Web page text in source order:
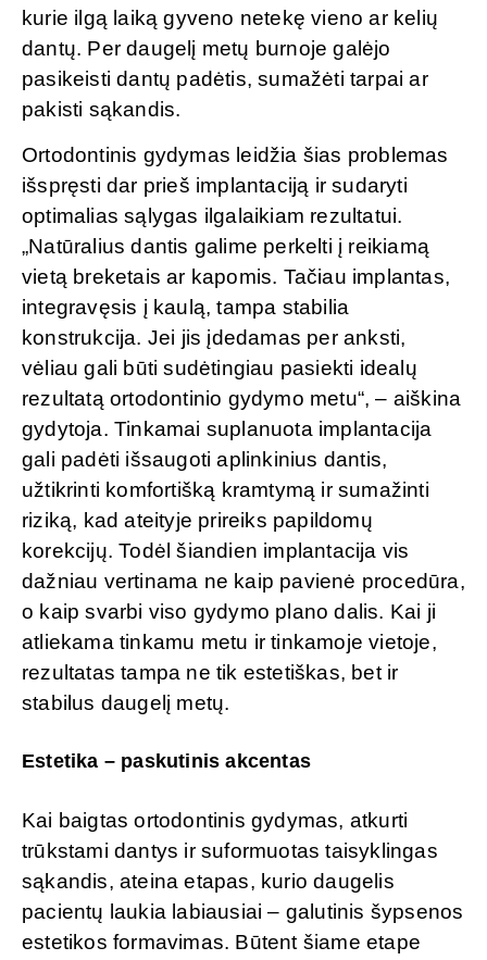
kurie ilgą laiką gyveno netekę vieno ar kelių
dantų. Per daugelį metų burnoje galėjo
pasikeisti dantų padėtis, sumažėti tarpai ar
pakisti sąkandis.
Ortodontinis gydymas leidžia šias problemas
išspręsti dar prieš implantaciją ir sudaryti
optimalias sąlygas ilgalaikiam rezultatui.
„Natūralius dantis galime perkelti į reikiamą
vietą breketais ar kapomis. Tačiau implantas,
integravęsis į kaulą, tampa stabilia
konstrukcija. Jei jis įdedamas per anksti,
vėliau gali būti sudėtingiau pasiekti idealų
rezultatą ortodontinio gydymo metu“, – aiškina
gydytoja. Tinkamai suplanuota implantacija
gali padėti išsaugoti aplinkinius dantis,
užtikrinti komfortišką kramtymą ir sumažinti
riziką, kad ateityje prireiks papildomų
korekcijų. Todėl šiandien implantacija vis
dažniau vertinama ne kaip pavienė procedūra,
o kaip svarbi viso gydymo plano dalis. Kai ji
atliekama tinkamu metu ir tinkamoje vietoje,
rezultatas tampa ne tik estetiškas, bet ir
stabilus daugelį metų.
Estetika – paskutinis akcentas
Kai baigtas ortodontinis gydymas, atkurti
trūkstami dantys ir suformuotas taisyklingas
sąkandis, ateina etapas, kurio daugelis
pacientų laukia labiausiai – galutinis šypsenos
estetikos formavimas. Būtent šiame etape